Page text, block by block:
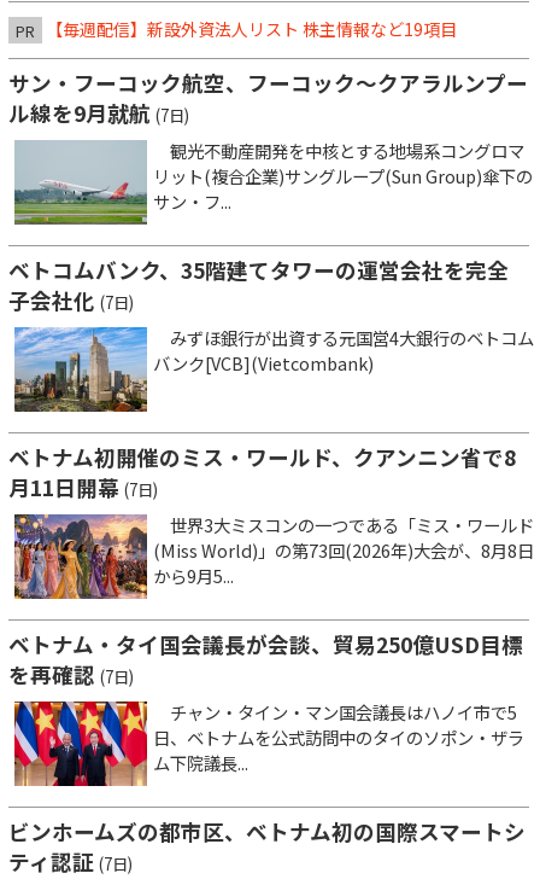
PR 【毎週配信】新設外資法人リスト 株主情報など19項目
サン・フーコック航空、フーコック～クアラルンプー
ル線を9月就航 (7日)
観光不動産開発を中核とする地場系コングロマ
リット(複合企業)サングループ(Sun Group)傘下の
サン・フ...
ベトコムバンク、35階建てタワーの運営会社を完全
子会社化 (7日)
みずほ銀行が出資する元国営4大銀行のベトコム
バンク[VCB](Vietcombank)
ベトナム初開催のミス・ワールド、クアンニン省で8
月11日開幕 (7日)
世界3大ミスコンの一つである「ミス・ワールド
(Miss World)」の第73回(2026年)大会が、8月8日
から9月5...
ベトナム・タイ国会議長が会談、貿易250億USD目標
を再確認 (7日)
チャン・タイン・マン国会議長はハノイ市で5
日、ベトナムを公式訪問中のタイのソポン・ザラ
ム下院議長...
ビンホームズの都市区、ベトナム初の国際スマートシ
ティ認証 (7日)